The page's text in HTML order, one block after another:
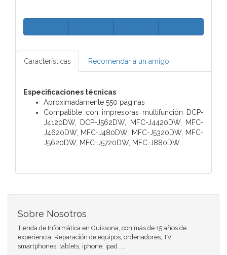
Características Recomendar a un amigo
Especificaciones técnicas
Aproximadamente 550 páginas
Compatible con impresoras multifunción DCP-
J4120DW, DCP-J562DW, MFC-J4420DW, MFC-
J4620DW, MFC-J480DW, MFC-J5320DW, MFC-
J5620DW, MFC-J5720DW, MFC-J880DW
Sobre Nosotros
Tienda de Informática en Guissona, con más de 15 años de
experiencia. Reparación de equipos, ordenadores, TV,
smartphones, tablets, iphone, ipad ....